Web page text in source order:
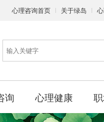
心理咨询首页 关于绿岛
询 心理健康